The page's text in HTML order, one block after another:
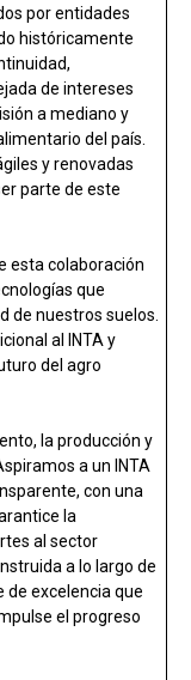
por entidades
históricamente
de intereses
a mediano y
del país.
y renovadas
parte de este
esta colaboración
que
de nuestros suelos.
al INTA y
del agro
la producción y
a un INTA
con una
la
al sector
a lo largo de
de excelencia que
el progreso